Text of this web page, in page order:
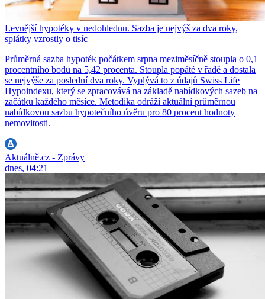
Levnější hypotéky v nedohlednu. Sazba je nejvýš za dva roky,
splátky vzrostly o tisíc
Průměrná sazba hypoték počátkem srpna meziměsíčně stoupla o 0,1
procentního bodu na 5,42 procenta. Stoupla popáté v řadě a dostala
se nejvýše za poslední dva roky. Vyplývá to z údajů Swiss Life
Hypoindexu, který se zpracovává na základě nabídkových sazeb na
začátku každého měsíce. Metodika odráží aktuální průměrnou
nabídkovou sazbu hypotečního úvěru pro 80 procent hodnoty
nemovitosti.
Aktuálně.cz - Zprávy
dnes, 04:21